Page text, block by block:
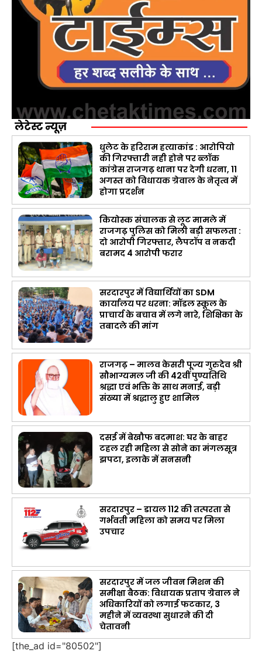
लेटेस्ट न्यूज़
धुलेट के हरिराम हत्याकांड : आरोपियो
की गिरफ्तारी नही होने पर ब्लॉक
कांग्रेस राजगढ़ थाना पर देगी धरना, 11
अगस्त को विधायक ग्रेवाल के नेतृत्व में
होगा प्रदर्शन
कियोस्क संचालक से लूट मामले में
राजगढ़ पुलिस को मिली बड़ी सफलता :
दो आरोपी गिरफ्तार, लैपटॉप व नकदी
बरामद 4 आरोपी फरार
सरदारपुर में विद्यार्थियों का SDM
कार्यालय पर धरना: मॉडल स्कूल के
प्राचार्य के बचाव में लगे नारे, शिक्षिका के
तबादले की मांग
राजगढ़ – मालव केसरी पूज्य गुरुदेव श्री
सौभाग्यमल जी की 42वीं पुण्यतिथि
श्रद्धा एवं भक्ति के साथ मनाई, बड़ी
संख्या में श्रद्धालु हुए शामिल
दसई में बेखौफ बदमाश: घर के बाहर
टहल रही महिला से सोने का मंगलसूत्र
झपटा, इलाके में सनसनी
सरदारपुर – डायल 112 की तत्परता से
गर्भवती महिला को समय पर मिला
उपचार
सरदारपुर में जल जीवन मिशन की
समीक्षा बैठक: विधायक प्रताप ग्रेवाल ने
अधिकारियों को लगाई फटकार, 3
महीने में व्यवस्था सुधारने की दी
चेतावनी
[the_ad id="80502"]